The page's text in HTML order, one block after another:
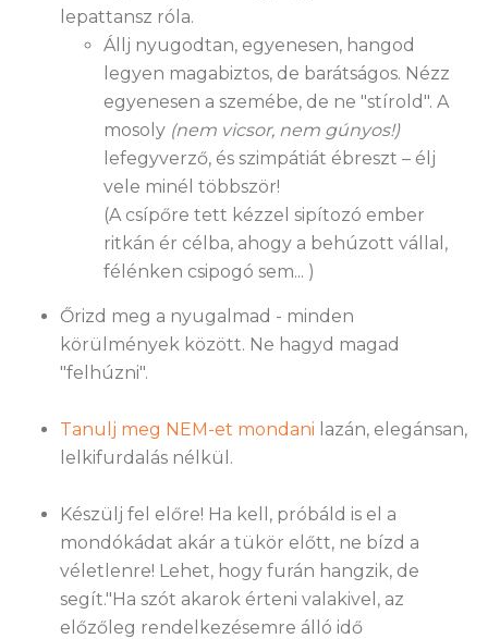
lepattansz róla.
Állj nyugodtan, egyenesen, hangod
legyen magabiztos, de barátságos. Nézz
egyenesen a szemébe, de ne "stírold". A
mosoly (nem vicsor, nem gúnyos!)
lefegyverző, és szimpátiát ébreszt – élj
vele minél többször!
(A csípőre tett kézzel sipítozó ember
ritkán ér célba, ahogy a behúzott vállal,
félénken csipogó sem... )
Őrizd meg a nyugalmad - minden
körülmények között. Ne hagyd magad
"felhúzni".
Tanulj meg NEM-et mondani lazán, elegánsan,
lelkifurdalás nélkül.
Készülj fel előre! Ha kell, próbáld is el a
mondókádat akár a tükör előtt, ne bízd a
véletlenre! Lehet, hogy furán hangzik, de
segít."Ha szót akarok érteni valakivel, az
előzőleg rendelkezésemre álló idő